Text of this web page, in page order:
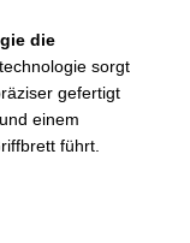
die
sorgt
gefertigt
einem
führt.